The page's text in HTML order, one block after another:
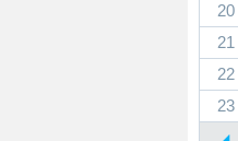
20
21
22
23